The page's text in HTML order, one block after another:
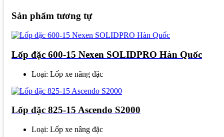
Sản phẩm tương tự
Lốp đặc 600-15 Nexen SOLIDPRO Hàn Quốc
Loại: Lốp xe nâng đặc
Lốp đặc 825-15 Ascendo S2000
Loại: Lốp xe nâng đặc